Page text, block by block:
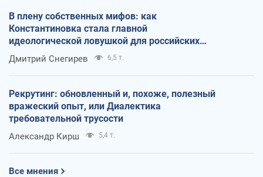
В плену собственных мифов: как
Константиновка стала главной
идеологической ловушкой для российских
оккупантов
Дмитрий Снегирев 6,5 т.
Рекрутинг: обновленный и, похоже, полезный
вражеский опыт, или Диалектика
требовательной трусости
Александр Кирш 5,4 т.
Все мнения